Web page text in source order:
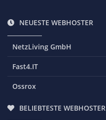
NEUESTE WEBHOSTER
NetzLiving GmbH
Fast4.IT
Ossrox
BELIEBTESTE WEBHOSTER